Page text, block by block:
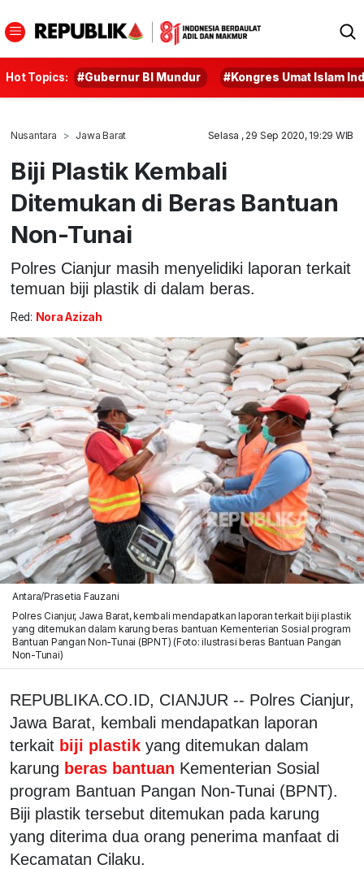
Hot Topics: #Gubernur BI Mundur #Kongres Umat Islam
Nusantara Jawa Barat Selasa , 29 Sep 2020, 19:29 WIB
Biji Plastik Kembali
Ditemukan di Beras Bantuan
Non-Tunai
Polres Cianjur masih menyelidiki laporan terkait
temuan biji plastik di dalam beras.
Red: Nora Azizah
Antara/Prasetia Fauzani
Polres Cianjur, Jawa Barat, kembali mendapatkan laporan terkait biji plastik
yang ditemukan dalam karung beras bantuan Kementerian Sosial program
Bantuan Pangan Non-Tunai (BPNT) (Foto: ilustrasi beras Bantuan Pangan
Non-Tunai)
REPUBLIKA.CO.ID, CIANJUR -- Polres Cianjur,
Jawa Barat, kembali mendapatkan laporan
terkait biji plastik yang ditemukan dalam
karung beras bantuan Kementerian Sosial
program Bantuan Pangan Non-Tunai (BPNT).
Biji plastik tersebut ditemukan pada karung
yang diterima dua orang penerima manfaat di
Kecamatan Cilaku.